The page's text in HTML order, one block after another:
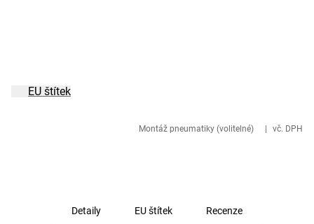
Montáž pneumatiky (volitelné) vč. DPH
EU štítek
Detaily EU štítek Recenze